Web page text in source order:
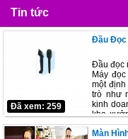
Tin tức
Đầu đọc
Máy
một
trò như
kinh
kho
thiếu
Đã xem: 259
Đầu Đọc
Màn